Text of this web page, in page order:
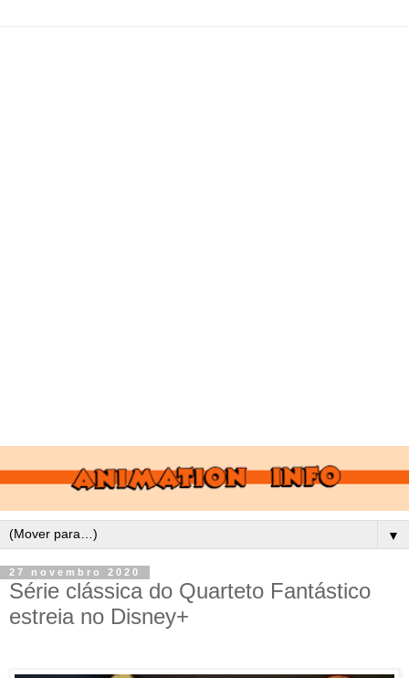
▼
27 novembro 2020
Série clássica do Quarteto Fantástico
estreia no Disney+